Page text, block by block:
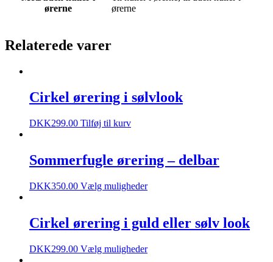
ørerne
ørerne
Relaterede varer
Cirkel ørering i sølvlook
DKK299.00 Tilføj til kurv
Sommerfugle ørering – delbar
DKK350.00 Vælg muligheder
Cirkel ørering i guld eller sølv look
DKK299.00 Vælg muligheder